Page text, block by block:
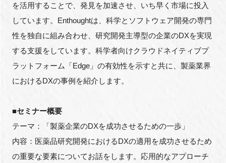
を活用することで、発見を加速させ、いち早く市場に投入
しています。Enthoughtは、科学とソフトウェア開発の専門
性を独自に組み合わせ、研究開発主導型の企業のDXを実現
する支援をしています。科学者向けクラウドネイティブプ
ラットフォーム「Edge」の有効性を示すと共に、製薬業界
におけるDXの事例を紹介します。
■セミナー概要
テーマ：「製薬企業のDXを成功させるための一歩」
内容：医薬品研究開発におけるDXの適用を成功させるため
の重要な要素についてお話をします。応用的なアプローチ